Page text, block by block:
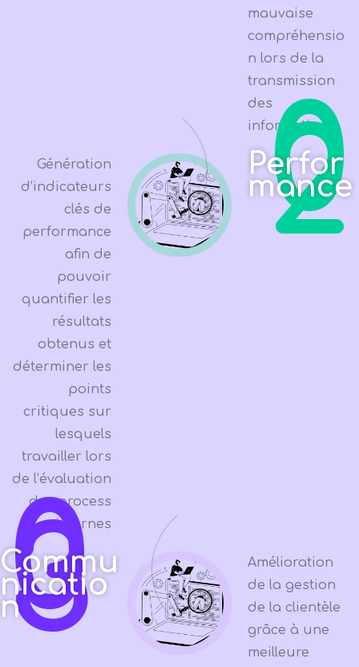
mauvaise
compréhensio
n lors de la
transmission
des
informations)
Génération
d’indicateurs
clés de
performance
afin de
pouvoir
quantifier les
résultats
obtenus et
déterminer les
points
critiques sur
lesquels
travailler lors
de l’évaluation
des process
internes
0
2
Perfor
mance
0
3
Commu
nicatio
n
Amélioration
de la gestion
de la clientèle
grâce à une
meilleure